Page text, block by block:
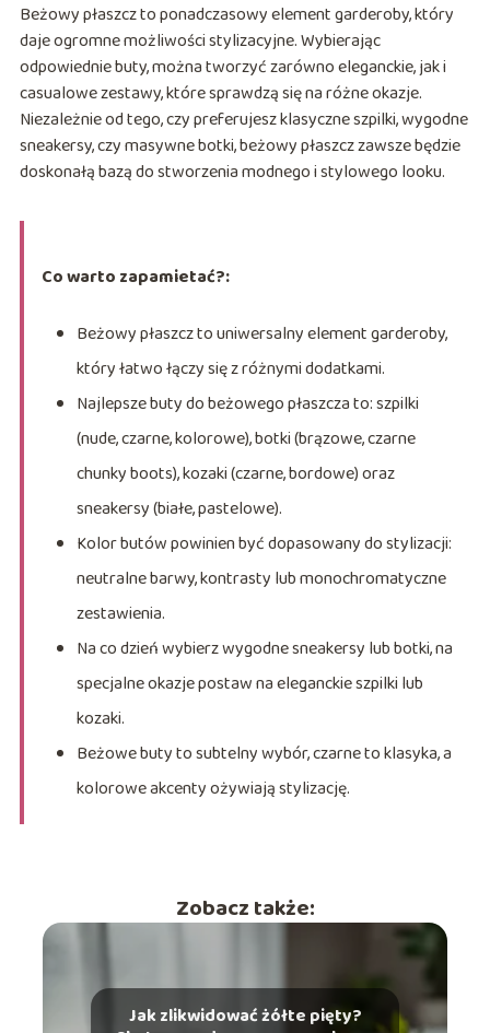
Beżowy płaszcz to ponadczasowy element garderoby, który
daje ogromne możliwości stylizacyjne. Wybierając
odpowiednie buty, można tworzyć zarówno eleganckie, jak i
casualowe zestawy, które sprawdzą się na różne okazje.
Niezależnie od tego, czy preferujesz klasyczne szpilki, wygodne
sneakersy, czy masywne botki, beżowy płaszcz zawsze będzie
doskonałą bazą do stworzenia modnego i stylowego looku.
Co warto zapamietać?:
Beżowy płaszcz to uniwersalny element garderoby,
który łatwo łączy się z różnymi dodatkami.
Najlepsze buty do beżowego płaszcza to: szpilki
(nude, czarne, kolorowe), botki (brązowe, czarne
chunky boots), kozaki (czarne, bordowe) oraz
sneakersy (białe, pastelowe).
Kolor butów powinien być dopasowany do stylizacji:
neutralne barwy, kontrasty lub monochromatyczne
zestawienia.
Na co dzień wybierz wygodne sneakersy lub botki, na
specjalne okazje postaw na eleganckie szpilki lub
kozaki.
Beżowe buty to subtelny wybór, czarne to klasyka, a
kolorowe akcenty ożywiają stylizację.
Zobacz także:
Jak zlikwidować żółte pięty?